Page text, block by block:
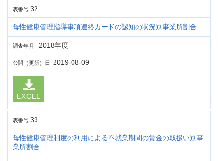
表番号 32
母性健康管理指導事項連絡カードの認知の状況別事業所割合
調査年月 2018年度
公開（更新）日 2019-08-09
EXCEL
表番号 33
母性健康管理制度の利用による不就業期間の賃金の取扱い別事
業所割合